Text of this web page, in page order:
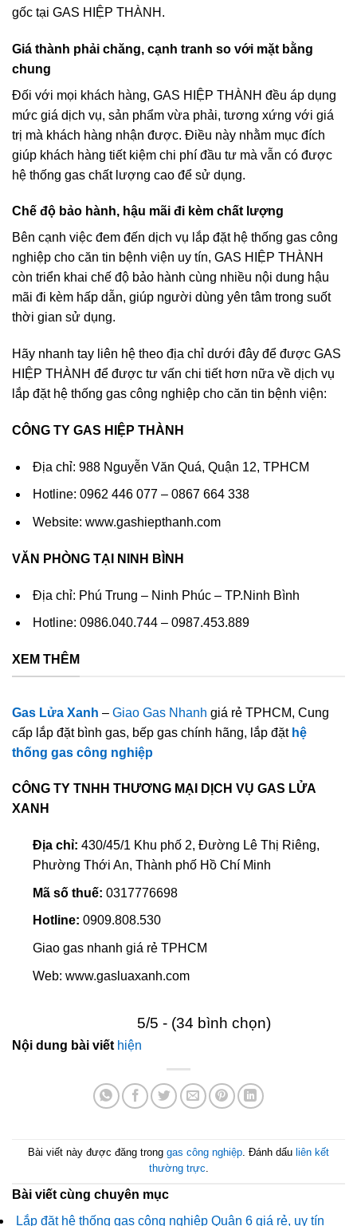
gốc tại GAS HIỆP THÀNH.
Giá thành phải chăng, cạnh tranh so với mặt bằng
chung
Đối với mọi khách hàng, GAS HIỆP THÀNH đều áp dụng
mức giá dịch vụ, sản phẩm vừa phải, tương xứng với giá
trị mà khách hàng nhận được. Điều này nhằm mục đích
giúp khách hàng tiết kiệm chi phí đầu tư mà vẫn có được
hệ thống gas chất lượng cao để sử dụng.
Chế độ bảo hành, hậu mãi đi kèm chất lượng
Bên cạnh việc đem đến dịch vụ lắp đặt hệ thống gas công
nghiệp cho căn tin bệnh viện uy tín, GAS HIỆP THÀNH
còn triển khai chế độ bảo hành cùng nhiều nội dung hậu
mãi đi kèm hấp dẫn, giúp người dùng yên tâm trong suốt
thời gian sử dụng.
Hãy nhanh tay liên hệ theo địa chỉ dưới đây để được GAS
HIỆP THÀNH để được tư vấn chi tiết hơn nữa về dịch vụ
lắp đặt hệ thống gas công nghiệp cho căn tin bệnh viện:
CÔNG TY GAS HIỆP THÀNH
Địa chỉ: 988 Nguyễn Văn Quá, Quận 12, TPHCM
Hotline: 0962 446 077 – 0867 664 338
Website: www.gashiepthanh.com
VĂN PHÒNG TẠI NINH BÌNH
Địa chỉ: Phú Trung – Ninh Phúc – TP.Ninh Bình
Hotline: 0986.040.744 – 0987.453.889
XEM THÊM
Gas Lửa Xanh – Giao Gas Nhanh giá rẻ TPHCM, Cung
cấp lắp đặt bình gas, bếp gas chính hãng, lắp đặt hệ
thống gas công nghiệp
CÔNG TY TNHH THƯƠNG MẠI DỊCH VỤ GAS LỬA
XANH
Địa chỉ: 430/45/1 Khu phố 2, Đường Lê Thị Riêng,
Phường Thới An, Thành phố Hồ Chí Minh
Mã số thuế: 0317776698
Hotline: 0909.808.530
Giao gas nhanh giá rẻ TPHCM
Web: www.gasluaxanh.com
5/5 - (34 bình chọn)
Nội dung bài viết hiện
Bài viết này được đăng trong gas công nghiệp. Đánh dấu liên kết
thường trực.
Bài viết cùng chuyên mục
Lắp đặt hệ thống gas công nghiệp Quận 6 giá rẻ, uy tín